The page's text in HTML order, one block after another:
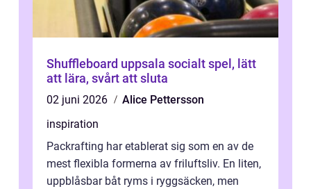
Shuffleboard uppsala socialt spel, lätt
att lära, svårt att sluta
02 juni 2026
Alice Pettersson
inspiration
Packrafting har etablerat sig som en av de
mest flexibla formerna av friluftsliv. En liten,
uppblåsbar båt ryms i ryggsäcken, men